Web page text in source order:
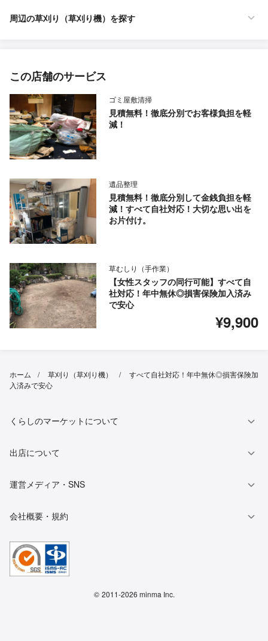
周辺の草刈り（草刈り機）を探す
この店舗のサービス
ゴミ屋敷清掃
見積無料！徹底分別でお客様負担を軽
減！
遺品整理
見積無料！徹底分別して金銭負担を軽
減！すべて自社対応！大切な思い出を
お片付け。
草むしり（手作業）
【女性スタッフの同行可能】すべて自
社対応！年中無休◎損害保険加入済み
で安心
¥9,900
ホーム 草刈り（草刈り機）
すべて自社対応！年中無休◎損害保険加
入済みで安心
くらしのマーケットについて
出店について
運営メディア・SNS
会社概要・規約
© 2011-2026 minma Inc.